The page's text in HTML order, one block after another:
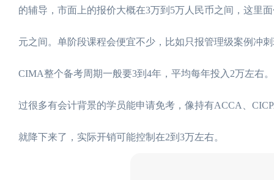
的辅导，市面上的报价大概在3万到5万人民币之间，这里
元之间。单阶段课程会便宜不少，比如只报管理级案例冲
CIMA整个备考周期一般要3到4年，平均每年投入2万左右
过很多有会计背景的学员能申请免考，像持有ACCA、
就降下来了，实际开销可能控制在2到3万左右。